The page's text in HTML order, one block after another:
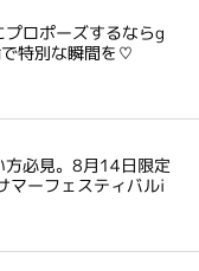
プロポーズするならg
特別な瞬間を♡
方必見。8月14日限定
マーフェスティバルi